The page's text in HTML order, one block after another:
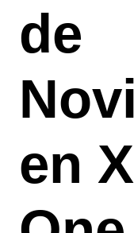
de
en